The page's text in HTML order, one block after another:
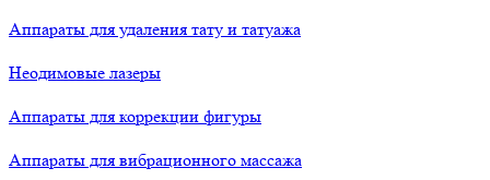
Аппараты для удаления тату и татуажа
Неодимовые лазеры
Аппараты для коррекции фигуры
Аппараты для вибрационного массажа